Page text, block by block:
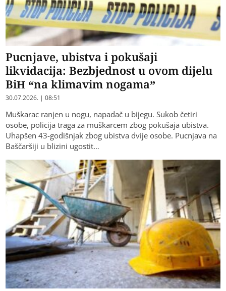
Pucnjave, ubistva i pokušaji
likvidacija: Bezbjednost u ovom dijelu
BiH “na klimavim nogama”
30.07.2026. | 08:51
Muškarac ranjen u nogu, napadač u bijegu. Sukob četiri
osobe, policija traga za muškarcem zbog pokušaja ubistva.
Uhapšen 43-godišnjak zbog ubistva dvije osobe. Pucnjava na
Baščaršiji u blizini ugostit…